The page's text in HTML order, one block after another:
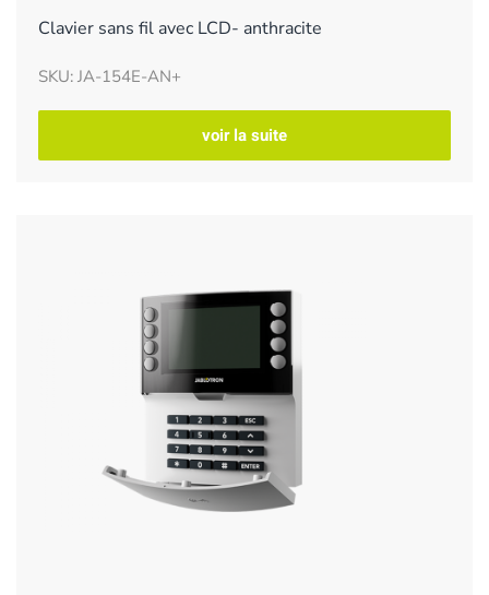
Clavier sans fil avec LCD- anthracite
SKU: JA-154E-AN+
voir la suite